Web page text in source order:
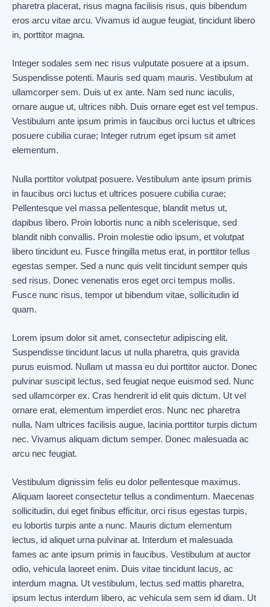
pharetra placerat, risus magna facilisis risus, quis bibendum
eros arcu vitae arcu. Vivamus id augue feugiat, tincidunt libero
in, porttitor magna.
Integer sodales sem nec risus vulputate posuere at a ipsum.
Suspendisse potenti. Mauris sed quam mauris. Vestibulum at
ullamcorper sem. Duis ut ex ante. Nam sed nunc iaculis,
ornare augue ut, ultrices nibh. Duis ornare eget est vel tempus.
Vestibulum ante ipsum primis in faucibus orci luctus et ultrices
posuere cubilia curae; Integer rutrum eget ipsum sit amet
elementum.
Nulla porttitor volutpat posuere. Vestibulum ante ipsum primis
in faucibus orci luctus et ultrices posuere cubilia curae;
Pellentesque vel massa pellentesque, blandit metus ut,
dapibus libero. Proin lobortis nunc a nibh scelerisque, sed
blandit nibh convallis. Proin molestie odio ipsum, et volutpat
libero tincidunt eu. Fusce fringilla metus erat, in porttitor tellus
egestas semper. Sed a nunc quis velit tincidunt semper quis
sed risus. Donec venenatis eros eget orci tempus mollis.
Fusce nunc risus, tempor ut bibendum vitae, sollicitudin id
quam.
Lorem ipsum dolor sit amet, consectetur adipiscing elit.
Suspendisse tincidunt lacus ut nulla pharetra, quis gravida
purus euismod. Nullam ut massa eu dui porttitor auctor. Donec
pulvinar suscipit lectus, sed feugiat neque euismod sed. Nunc
sed ullamcorper ex. Cras hendrerit id elit quis dictum. Ut vel
ornare erat, elementum imperdiet eros. Nunc nec pharetra
nulla. Nam ultrices facilisis augue, lacinia porttitor turpis dictum
nec. Vivamus aliquam dictum semper. Donec malesuada ac
arcu nec feugiat.
Vestibulum dignissim felis eu dolor pellentesque maximus.
Aliquam laoreet consectetur tellus a condimentum. Maecenas
sollicitudin, dui eget finibus efficitur, orci risus egestas turpis,
eu lobortis turpis ante a nunc. Mauris dictum elementum
lectus, id aliquet urna pulvinar at. Interdum et malesuada
fames ac ante ipsum primis in faucibus. Vestibulum at auctor
odio, vehicula laoreet enim. Duis vitae tincidunt lacus, ac
interdum magna. Ut vestibulum, lectus sed mattis pharetra,
ipsum lectus interdum libero, ac vehicula sem sem id diam. Ut